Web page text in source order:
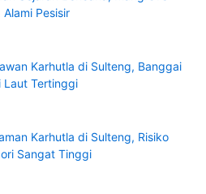
Pesisir
Karhutla di Sulteng, Banggai
Laut Tertinggi
Karhutla di Sulteng, Risiko
Sangat Tinggi